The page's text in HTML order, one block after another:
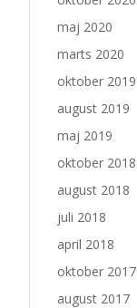
maj 2020
marts 2020
oktober 2019
august 2019
maj 2019
oktober 2018
august 2018
juli 2018
april 2018
oktober 2017
august 2017